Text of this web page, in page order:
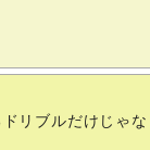
リブルだけじゃ